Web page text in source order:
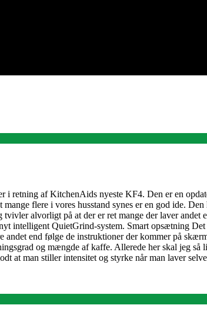
i retning af KitchenAids nyeste KF4. Den er en
flere i vores husstand synes er en god ide. Den
alvorligt på at der er ret mange der laver andet
intelligent QuietGrind-system. Smart opsætning
end følge de instruktioner der kommer på
og mængde af kaffe. Allerede her skal jeg så
at man stiller intensitet og styrke når man laver